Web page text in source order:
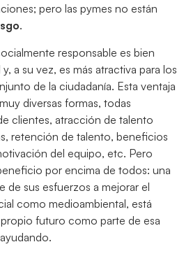
pero las pymes no están
.
responsable es bien
a su vez, es más atractiva para los
de la ciudadanía. Esta ventaja
diversas formas, todas
clientes, atracción de talento
retención de talento, beneficios
del equipo, etc. Pero
por encima de todos: una
de sus esfuerzos a mejorar el
como medioambiental, está
futuro como parte de esa